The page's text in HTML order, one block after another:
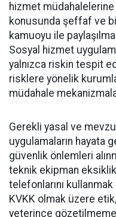
hizmet
konusunda şeffaf ve
kamuoyu ile
Sosyal hizmet
yalnızca riskin tespit
risklere yönelik
müdahale
Gerekli yasal ve
uygulamaların hayata
güvenlik önlemleri
teknik ekipman
telefonlarını
KVKK olmak üzere
yeterince